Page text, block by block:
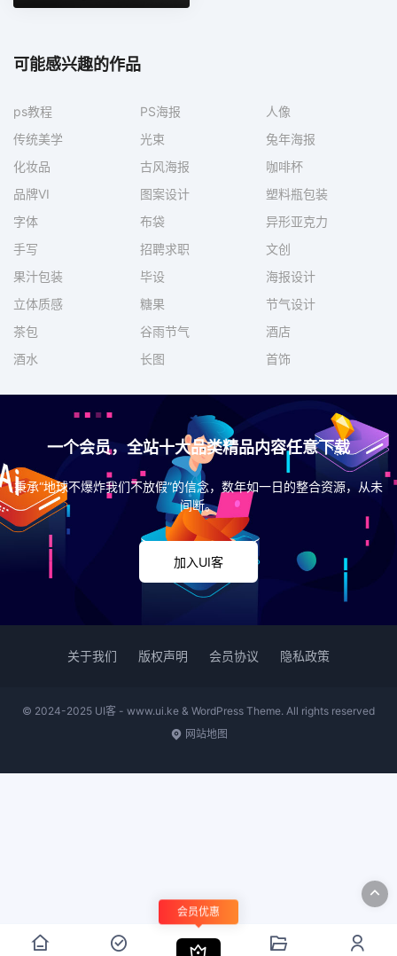
可能感兴趣的作品
ps教程 PS海报
人像
传统美学
光束
兔年海报
化妆品
古风海报
咖啡杯
品牌VI
图案设计
塑料瓶包装
字体
布袋
异形亚克力
手写
招聘求职
文创
果汁包装
毕设
海报设计
立体质感
糖果
节气设计
茶包
谷雨节气
酒店
酒水
长图 首饰
一个会员，全站十大品类精品内容任意下载
秉承“地球不爆炸我们不放假”的信念，数年如一日的整合资源，从未
间断。
加入UI客
关于我们 版权声明 会员协议 隐私政策
© 2024-2025 UI客 - www.ui.ke & WordPress Theme. All rights reserved
网站地图
会员优惠